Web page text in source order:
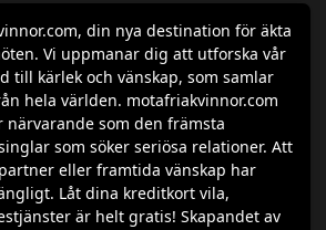
din nya destination för äkta
Vi uppmanar dig att utforska vår
till kärlek och vänskap, som samlar
hela världen. motafriakvinnor.com
som den främsta
som söker seriösa relationer. Att
eller framtida vänskap har
Låt dina kreditkort vila,
är helt gratis! Skapandet av